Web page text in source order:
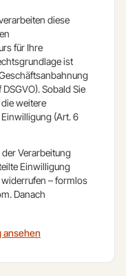
diese
für Ihre
ist
Sobald Sie
weitere
(Art. 6
Verarbeitung
Einwilligung
– formlos
. Danach
ansehen